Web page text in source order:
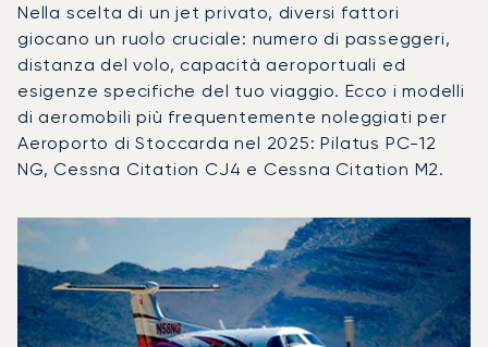
Nella scelta di un jet privato, diversi fattori
giocano un ruolo cruciale: numero di passeggeri,
distanza del volo, capacità aeroportuali ed
esigenze specifiche del tuo viaggio. Ecco i modelli
di aeromobili più frequentemente noleggiati per
Aeroporto di Stoccarda nel 2025: Pilatus PC-12
NG, Cessna Citation CJ4 e Cessna Citation M2.
Foto dell'aeromobile
Modello di aeromobileMovimenti
Posti
Velocità (km/h)
Autonomia (km)
Autonomia (NM)